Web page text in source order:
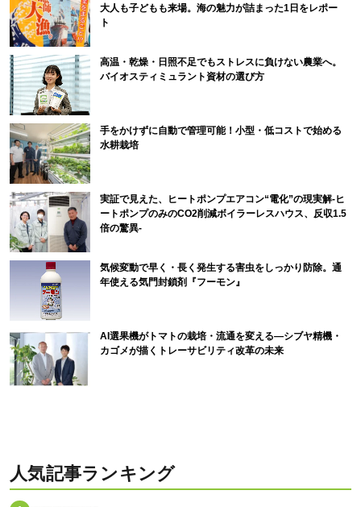
大人も子どもも来場。海の魅力が詰まった1日をレポー
ト
高温・乾燥・日照不足でもストレスに負けない農業へ。
バイオスティミュラント資材の選び方
手をかけずに自動で管理可能！小型・低コストで始める
水耕栽培
実証で見えた、ヒートポンプエアコン“電化”の現実解-ヒ
ートポンプのみのCO2削減ボイラーレスハウス、反収1.5
倍の驚異-
気候変動で早く・長く発生する害虫をしっかり防除。通
年使える気門封鎖剤『フーモン』
AI選果機がトマトの栽培・流通を変える―シブヤ精機・
カゴメが描くトレーサビリティ改革の未来
人気記事ランキング